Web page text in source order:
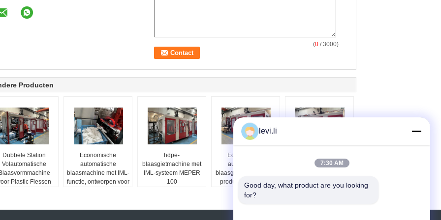
(0 / 3000)
Producten
Dubbele Station
Volautomatische
Plastic Flessen
Economische
automatische
blaasmachine met IML-
functie, ontworpen voor
hdpe-
blaasgietmachine met
IML-systeem MEPER
100
Economische
automatische
blaasgietmachine Max
productvolume 10L
Aantal koppen 3 set
ontworpen
PET-flessen
levi.li
7:30 AM
Good day, what product are you looking
for?